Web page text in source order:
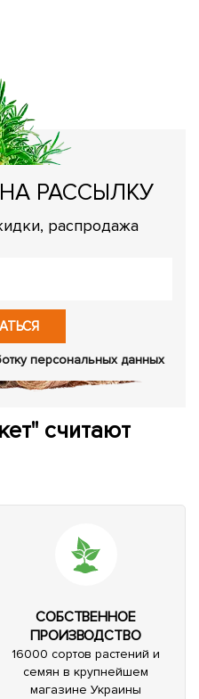
РАССЫЛКУ
распродажа
персональных данных
считают
СОБСТВЕННОЕ
ПРОИЗВОДСТВО
16000 сортов растений и
семян в крупнейшем
магазине Украины